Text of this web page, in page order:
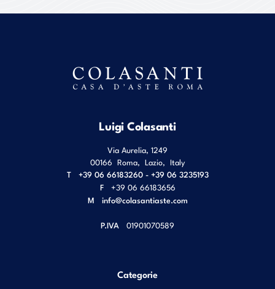
Luigi Colasanti
Via Aurelia, 1249
00166 Roma Lazio Italy
T
+39 06 66183260 - +39 06 3235193
F
+39 06 66183656
M info@colasantiaste.com
P.IVA 01901070589
Categorie